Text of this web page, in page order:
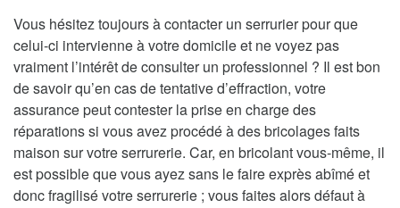
Vous hésitez toujours à contacter un serrurier pour que
celui-ci intervienne à votre domicile et ne voyez pas
vraiment l’intérêt de consulter un professionnel ? Il est bon
de savoir qu’en cas de tentative d’effraction, votre
assurance peut contester la prise en charge des
réparations si vous avez procédé à des bricolages faits
maison sur votre serrurerie. Car, en bricolant vous-même, il
est possible que vous ayez sans le faire exprès abîmé et
donc fragilisé votre serrurerie ; vous faites alors défaut à